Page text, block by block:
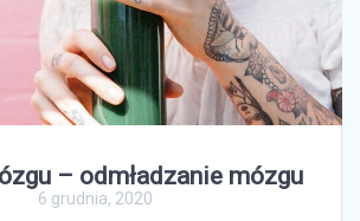
– odmładzanie mózgu
6 grudnia, 2020